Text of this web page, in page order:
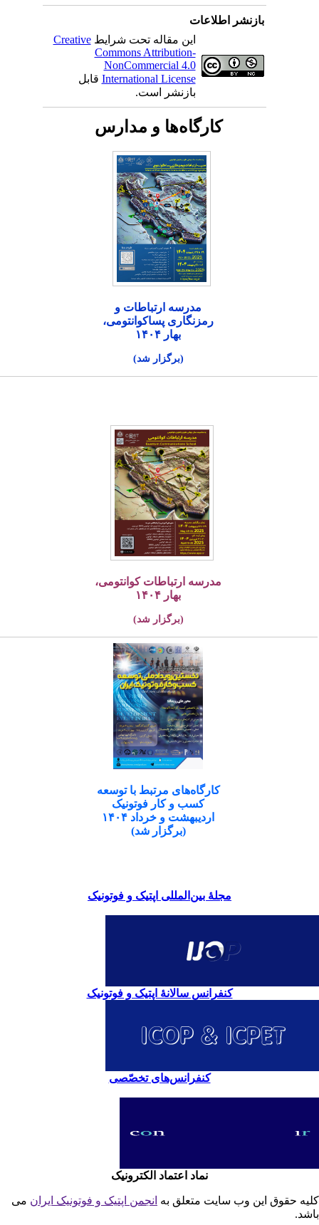
بازنشر اطلاعات
این مقاله تحت شرایطCreative
Commons Attribution-
NonCommercial 4.0
International Licenseقابل
بازنشر است.
کارگاه‌ها و مدارس
مدرسه ارتباطات و
رمزنگاری پساکوانتومی،
بهار ۱۴۰۴
(برگزار شد)
مدرسه ارتباطات کوانتومی،
بهار ۱۴۰۴
(برگزار شد)
کارگاه‌های مرتبط با توسعه
کسب و کار فوتونیک
اردیبهشت و خرداد ۱۴۰۴
(برگزار شد)
مجلۀ بین‌المللی اپتیک و فوتونیک
کنفرانس سالانۀ اپتیک و فوتونیک
کنفرانس‌های تخصّصی
نماد اعتماد الکترونیک
حقوق این وب سایت متعلق بهانجمن اپتیک و فوتونیک ایران می